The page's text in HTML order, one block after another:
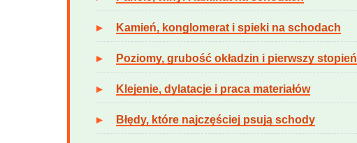
Kamień, konglomerat i spieki na schodach
Poziomy, grubość okładzin i pierwszy stopień
Klejenie, dylatacje i praca materiałów
Błędy, które najczęściej psują schody